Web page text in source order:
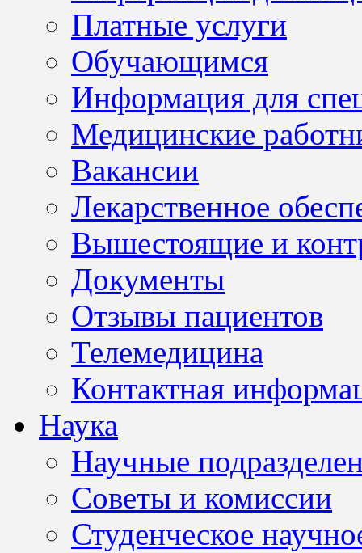
Платные услуги
Обучающимся
Информация для
Медицинские
Вакансии
Лекарственное
Вышестоящие и
Документы
Отзывы пациентов
Телемедицина
Контактная
Наука
Научные
Советы и комиссии
Студенческое